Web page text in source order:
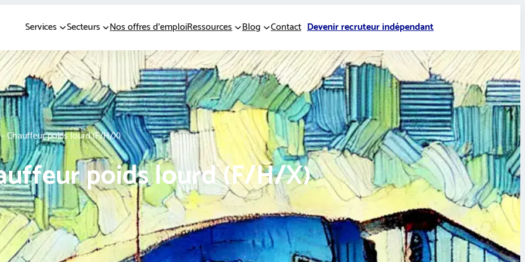
Services Secteurs Nos offres d’emploiRessources Blog Contact Devenir recruteur indépendant
Chauffeur poids lourd (F/H/X)
poids lourd (F/H/X)